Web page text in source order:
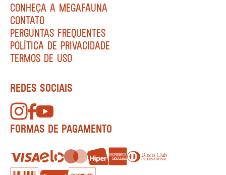
CONHEÇA A MEGAFAUNA
CONTATO
PERGUNTAS FREQUENTES
POLÍTICA DE PRIVACIDADE
TERMOS DE USO
REDES SOCIAIS
FORMAS DE PAGAMENTO